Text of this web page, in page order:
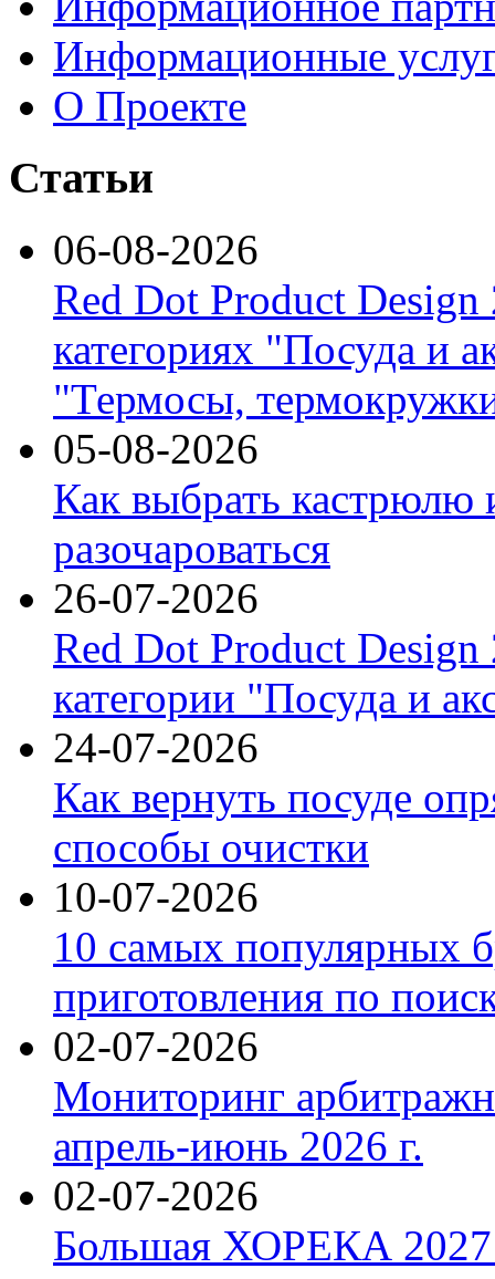
Информационные
О Проекте
Статьи
06-08-2026
Red Dot Product Design
категориях "Посуда и
"Термосы,
05-08-2026
Как выбрать кастрюлю
разочароваться
26-07-2026
Red Dot Product Design
категории "Посуда и
24-07-2026
Как вернуть посуде
способы очистки
10-07-2026
10 самых популярных
приготовления по
02-07-2026
Мониторинг
апрель-июнь 2026 г.
02-07-2026
Большая ХОРЕКА 2027: